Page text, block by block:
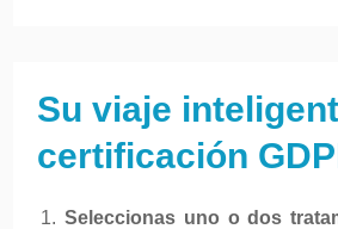
Su viaje
certificación
Seleccionas uno o dos